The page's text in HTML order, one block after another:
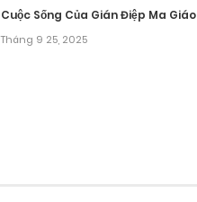
Cuộc Sống Của Gián Điệp Ma Giáo
Tháng 9 25, 2025